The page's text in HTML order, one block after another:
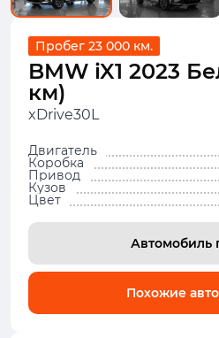
Пробег 23 000 км.
BMW iX1 2023
км)
xDrive30L
Двигатель
Коробка
Привод
Кузов
Цвет
Автомобиль
Похожие